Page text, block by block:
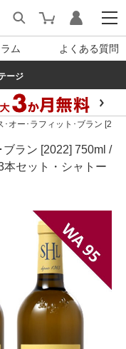
ム よくある質問
ージ
･オー･ラフィット･ブラン
ラン [2022] 750ml /
セット・シャトー